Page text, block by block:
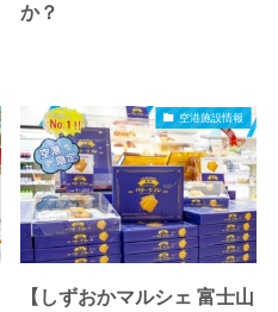
か？
空港施設情報
【しずおかマルシェ 富士山